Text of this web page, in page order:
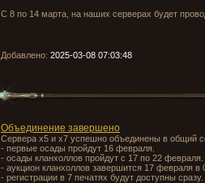
С 8 по 14 марта, на наших серверах будет
Добавлено: 2025-03-08 07:03:48
Объединение завершено
Сервера x5 и x7 успешно объединены в общий
- первые осады пройдут 16 февраля.
- осады кланхоллов пройдут с 17 по 22 февраля.
- аукцион кланхоллов завершится 17 февраля в
- регистрации в 7 печатях будут доступны сразу.